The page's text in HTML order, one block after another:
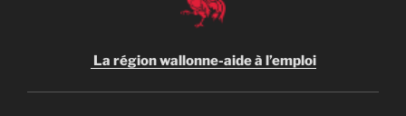
La région wallonne-aide à l’emploi